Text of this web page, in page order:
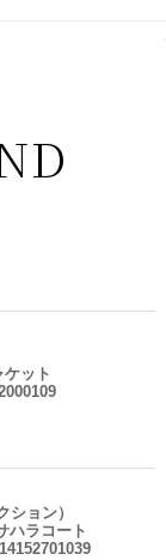
ット
ョン）
ハラコート